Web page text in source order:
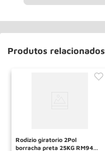
Produtos relacionados
Rodizio giratorio 2Pol
borracha preta 25KG RM94